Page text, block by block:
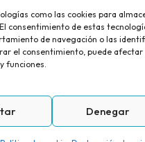
como las cookies para
consentimiento de estas
de navegación o las
el consentimiento, puede
funciones.
Denegar
Política de cookies